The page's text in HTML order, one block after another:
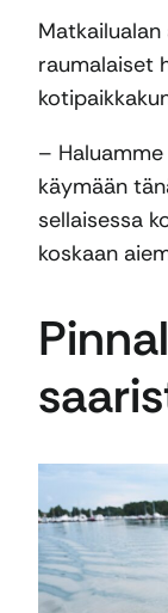
raumalaiset
–
käymään
sellaisessa
koskaan